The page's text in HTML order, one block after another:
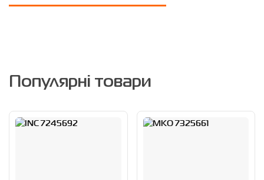
Популярні товари